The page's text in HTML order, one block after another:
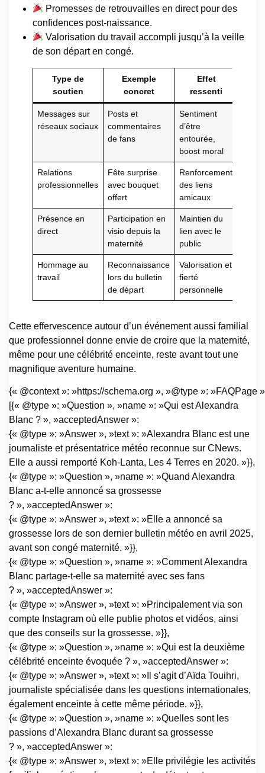
Promesses de retrouvailles en direct pour des
confidences post-naissance.
Valorisation du travail accompli jusqu’à la veille
de son départ en congé.
Type de
soutien
Exemple
concret
Effet
ressenti
Messages sur
réseaux sociaux
Posts et
commentaires
de fans
Sentiment
d’être
entourée,
boost moral
Relations
professionnelles
Fête surprise
avec bouquet
offert
Renforcement
des liens
amicaux
Présence en
direct
Participation en
visio depuis la
maternité
Maintien du
lien avec le
public
Hommage au
travail
Reconnaissance
lors du bulletin
de départ
Valorisation et
fierté
personnelle
Cette effervescence autour d’un événement aussi familial
que professionnel donne envie de croire que la maternité,
même pour une célébrité enceinte, reste avant tout une
magnifique aventure humaine.
{« @context »: »https://schema.org », »@type »: »FAQPage
[{« @type »: »Question », »name »: »Qui est Alexandra
Blanc ? », »acceptedAnswer »:
{« @type »: »Answer », »text »: »Alexandra Blanc est une
journaliste et présentatrice météo reconnue sur CNews.
Elle a aussi remporté Koh-Lanta, Les 4 Terres en 2020. »}},
{« @type »: »Question », »name »: »Quand Alexandra
Blanc a-t-elle annoncé sa grossesse
? », »acceptedAnswer »:
{« @type »: »Answer », »text »: »Elle a annoncé sa
grossesse lors de son dernier bulletin météo en avril 2025,
avant son congé maternité. »}},
{« @type »: »Question », »name »: »Comment Alexandra
Blanc partage-t-elle sa maternité avec ses fans
? », »acceptedAnswer »:
{« @type »: »Answer », »text »: »Principalement via son
compte Instagram où elle publie photos et vidéos, ainsi
que des conseils sur la grossesse. »}},
{« @type »: »Question », »name »: »Qui est la deuxième
célébrité enceinte évoquée ? », »acceptedAnswer »:
{« @type »: »Answer », »text »: »Il s’agit d’Aïda Touihri,
journaliste spécialisée dans les questions internationales,
également enceinte à cette même période. »}},
{« @type »: »Question », »name »: »Quelles sont les
passions d’Alexandra Blanc durant sa grossesse
? », »acceptedAnswer »:
{« @type »: »Answer », »text »: »Elle privilégie les activités